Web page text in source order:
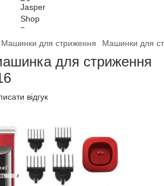
Машинки для стриження Машинки для
для стриження
відгук